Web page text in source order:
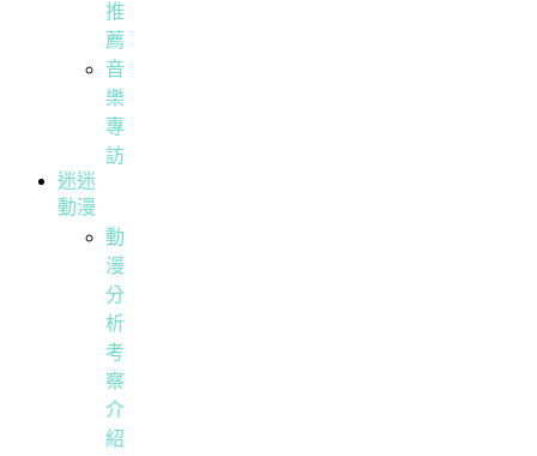
推
薦
音
樂
專
訪
迷迷
動漫
動
漫
分
析
考
察
介
紹